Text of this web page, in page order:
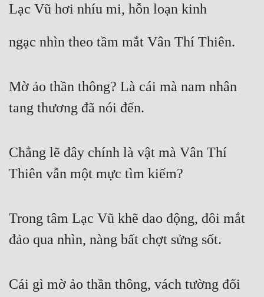
Lạc Vũ hơi nhíu mi, hỗn loạn kinh
ngạc nhìn theo tầm mắt Vân Thí Thiên.
Mờ ảo thần thông? Là cái mà nam nhân
tang thương đã nói đến.
Chẳng lẽ đây chính là vật mà Vân Thí
Thiên vẫn một mực tìm kiếm?
Trong tâm Lạc Vũ khẽ dao động, đôi mắt
đảo qua nhìn, nàng bất chợt sửng sốt.
Cái gì mờ ảo thần thông, vách tường đối